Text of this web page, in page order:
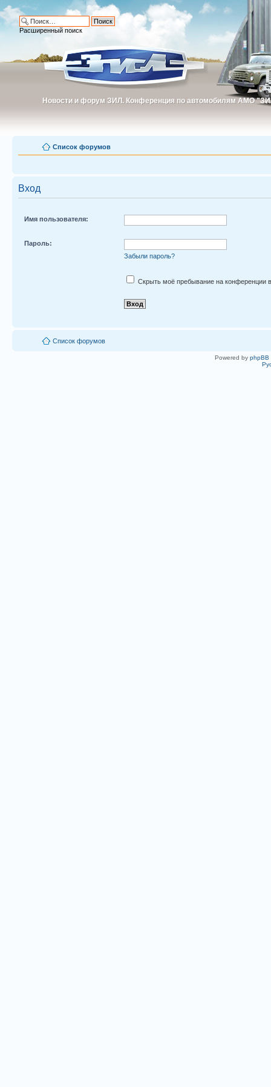
Новости и форум ЗИЛ. Конференция по автомобилям АМО
Новости и форум ЗИЛ. Конференция по автомобилям АМО
Расширенный поиск
Список форумов
Вход
Имя пользователя:
Пароль:
Забыли пароль?
Скрыть моё пребывание на конференции в
Список форумов
Powered by phpBB